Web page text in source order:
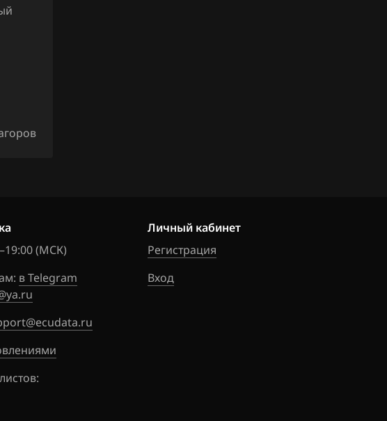
(МСК)
в Telegram
Личный кабинет
Регистрация
Вход